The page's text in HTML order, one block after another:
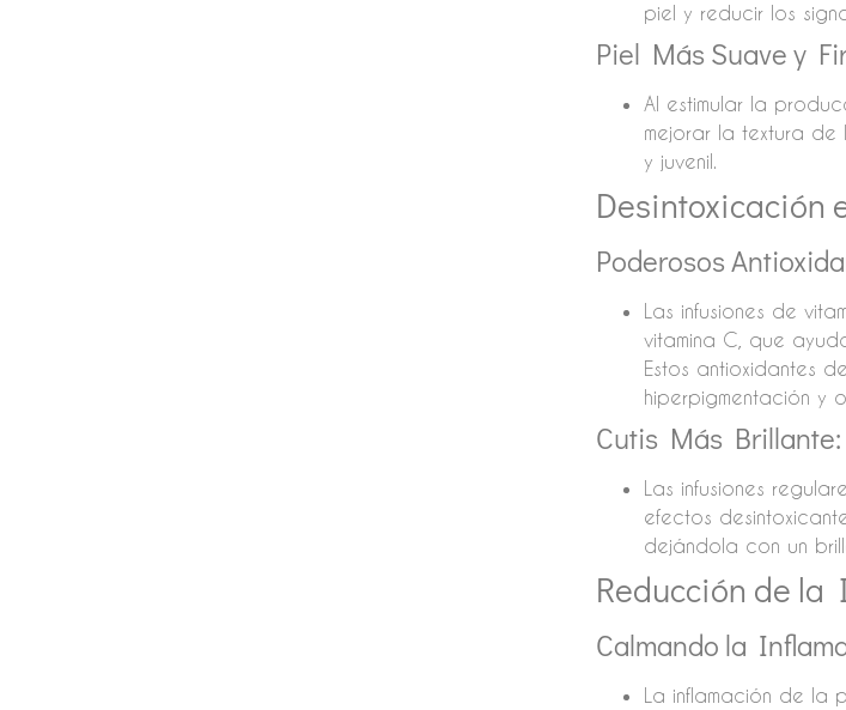
piel y reducir los
Piel Más Suave y
Al estimular la
mejorar la textura de
y juvenil.
Desintoxicación
Poderosos
Las infusiones de
vitamina C, que
Estos antioxidantes
hiperpigmentación y
Cutis Más Brillante:
Las infusiones
efectos
dejándola con un
Reducción de la
Calmando la
La inflamación de